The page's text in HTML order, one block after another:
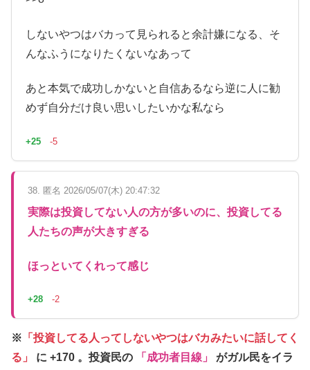
しないやつはバカって見られると余計嫌になる、そ
んなふうになりたくないなあって
あと本気で成功しかないと自信あるなら逆に人に勧
めず自分だけ良い思いしたいかな私なら
+25 -5
38. 匿名 2026/05/07(木) 20:47:32
実際は投資してない人の方が多いのに、投資してる
人たちの声が大きすぎる
ほっといてくれって感じ
+28 -2
※ 「投資してる人ってしないやつはバカみたいに話してく
る」
に +170 。投資民の 「成功者目線」
がガル民をイラ